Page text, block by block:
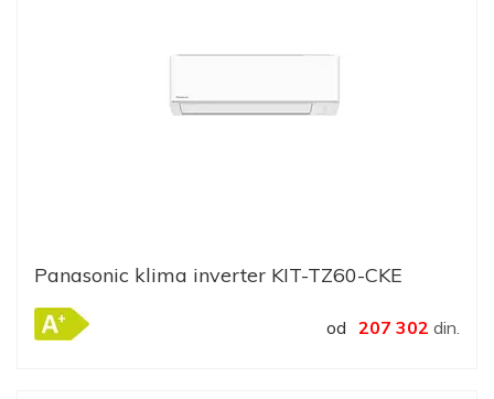
Panasonic klima inverter KIT-TZ60-CKE
od 207 302 din.